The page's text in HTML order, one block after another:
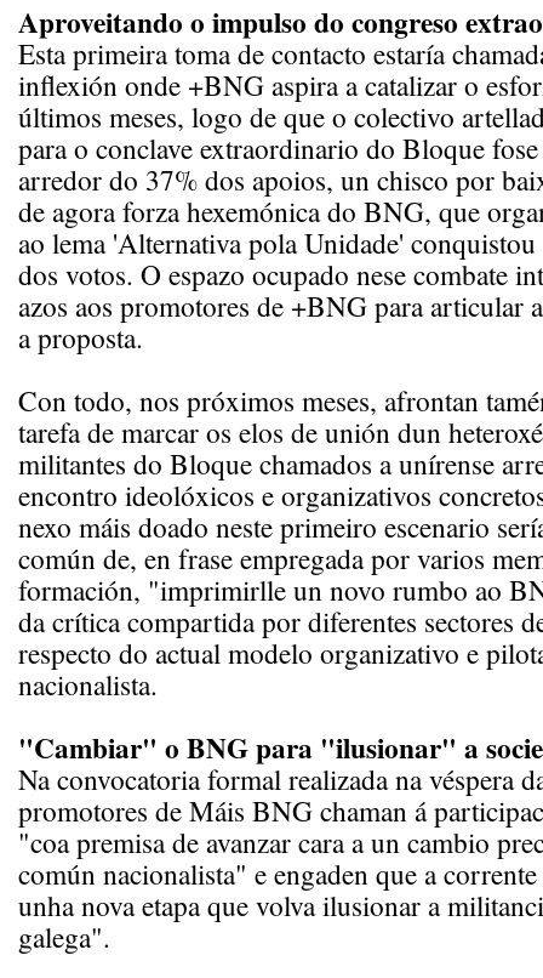
Aproveitando o impulso do congreso
Esta primeira toma de contacto estaría
inflexión onde +BNG aspira a catalizar o
últimos meses, logo de que o colectivo
para o conclave extraordinario do Bloque
arredor do 37% dos apoios, un chisco por
de agora forza hexemónica do BNG, que
ao lema 'Alternativa pola Unidade'
dos votos. O espazo ocupado nese combate
azos aos promotores de +BNG para articular
a proposta.
Con todo, nos próximos meses, afrontan
tarefa de marcar os elos de unión dun
militantes do Bloque chamados a unírense
encontro ideolóxicos e organizativos
nexo máis doado neste primeiro escenario
común de, en frase empregada por varios
formación, "imprimirlle un novo rumbo ao
da crítica compartida por diferentes sectores
respecto do actual modelo organizativo e
nacionalista.
"Cambiar" o BNG para "ilusionar" a
Na convocatoria formal realizada na véspera
promotores de Máis BNG chaman á
"coa premisa de avanzar cara a un cambio
común nacionalista" e engaden que a
unha nova etapa que volva ilusionar a
galega".